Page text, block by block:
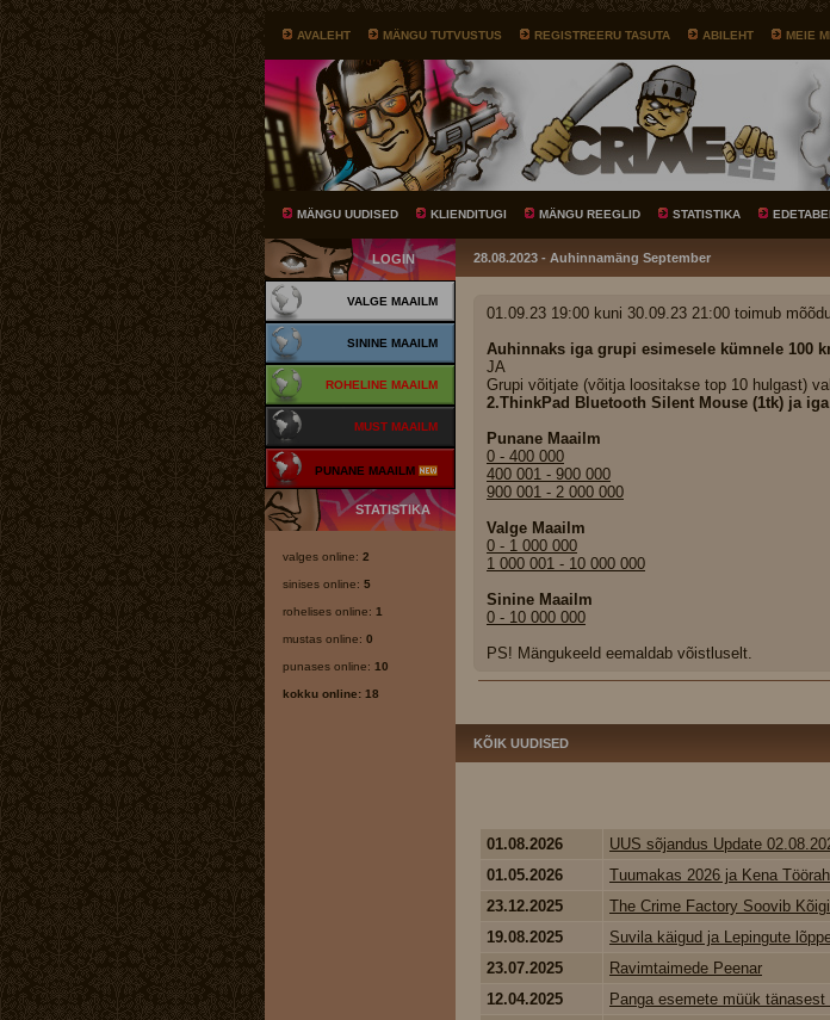
AVALEHT MÄNGU TUTVUSTUS REGISTREERU TASUTA ABILEHT MEIE
MÄNGU UUDISED KLIENDITUGI MÄNGU REEGLID STATISTIKA
LOGIN
VALGE MAAILM
SININE MAAILM
ROHELINE MAAILM
MUST MAAILM
PUNANE MAAILM
STATISTIKA
valges online: 2
sinises online: 5
rohelises online: 1
mustas online: 0
punases online: 10
kokku online: 18
28.08.2023 - Auhinnamäng September
01.09.23 19:00 kuni 30.09.23 21:00 toimub
Auhinnaks iga grupi esimesele kümnele 100
JA
Grupi võitjate (võitja loositakse top 10 hulgast)
2.ThinkPad Bluetooth Silent Mouse (1tk) ja
Punane Maailm
0 - 400 000
400 001 - 900 000
900 001 - 2 000 000
Valge Maailm
0 - 1 000 000
1 000 001 - 10 000 000
Sinine Maailm
0 - 10 000 000
PS! Mängukeeld eemaldab võistluselt.
KÕIK UUDISED
01.08.2026 UUS sõjandus Update
01.05.2026
Tuumakas 2026 ja Kena
23.12.2025
The Crime Factory Soovib
19.08.2025
Suvila käigud ja Lepingute
23.07.2025
Ravimtaimede Peenar
12.04.2025
Panga esemete müük